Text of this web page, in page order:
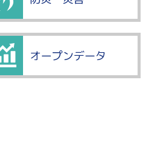
オープンデータ